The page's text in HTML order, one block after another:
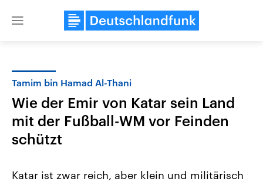
Close
Tamim bin Hamad Al-Thani
Wie der Emir von Katar sein Land
mit der Fußball-WM vor Feinden
schützt
Katar ist zwar reich, aber klein und militärisch